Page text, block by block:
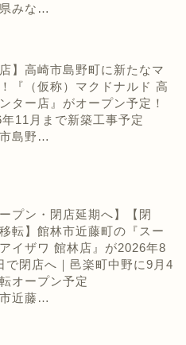
みな…
店】高崎市島野町に新たなマ
『（仮称）マクドナルド 高
ター店』がオープン予定！
11月まで新築工事予定
島野…
ープン・閉店延期へ】【閉
転】館林市近藤町の『スー
イザワ 館林店』が2026年8
で閉店へ｜邑楽町中野に9月4
オープン予定
近藤…